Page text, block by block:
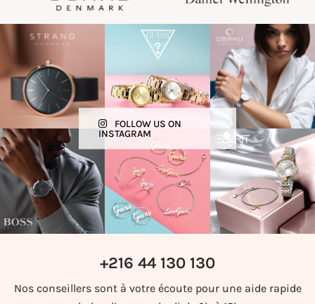
FOLLOW US ON
INSTAGRAM
+216 44 130 130
Nos conseillers sont à votre écoute pour une aide rapide